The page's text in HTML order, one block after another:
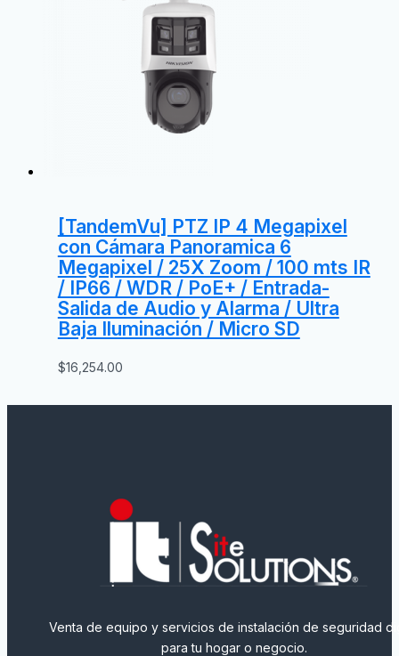
[TandemVu] PTZ IP 4 Megapixel
con Cámara Panoramica 6
Megapixel / 25X Zoom / 100 mts IR
/ IP66 / WDR / PoE+ / Entrada-
Salida de Audio y Alarma / Ultra
Baja Iluminación / Micro SD
$16,254.00
Venta de equipo y servicios de instalación de seguridad
para tu hogar o negocio.